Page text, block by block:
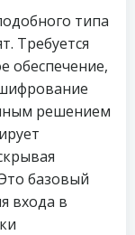
типа
Требуется
обеспечение,
решением
базовый
входа в